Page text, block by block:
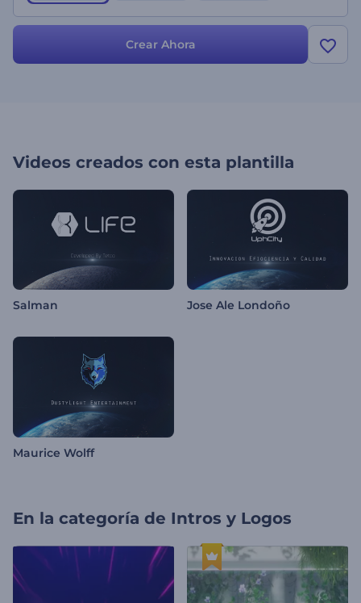
Crear Ahora
Videos creados con esta plantilla
Salman Jose Ale Londoño
Maurice Wolff
En la categoría de Intros y Logos